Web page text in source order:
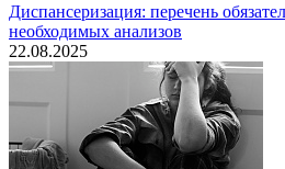
Диспансеризация: перечень
необходимых анализов
22.08.2025